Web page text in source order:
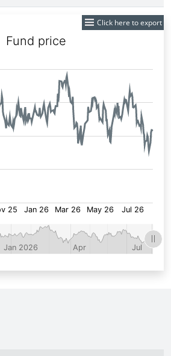
Click here to export